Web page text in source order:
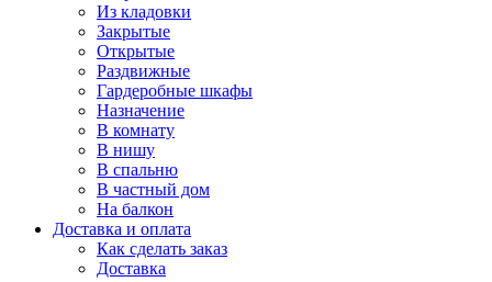
Из кладовки
Закрытые
Открытые
Раздвижные
Гардеробные шкафы
Назначение
В комнату
В нишу
В спальню
В частный дом
На балкон
Доставка и оплата
Как сделать заказ
Доставка